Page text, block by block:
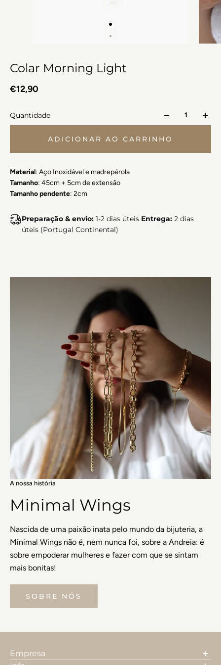
Colar Morning Light
€12,90
Quantidade
ADICIONAR AO CARRINHO
Material: Aço Inoxidável e madrepérola
Tamanho: 45cm + 5cm de extensão
Tamanho pendente: 2cm
Preparação & envio: 1-2 dias úteis Entrega: 2 dias
úteis (Portugal Continental)
A nossa história
Minimal Wings
Nascida de uma paixão inata pelo mundo da bijuteria, a
Minimal Wings não é, nem nunca foi, sobre a Andreia: é
sobre empoderar mulheres e fazer com que se sintam
mais bonitas!
SOBRE NÓS
Empresa